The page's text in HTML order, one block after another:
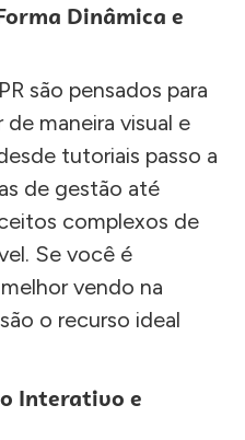
Dinâmica e
são pensados para
maneira visual e
tutoriais passo a
de gestão até
complexos de
Se você é
vendo na
o recurso ideal
Interativo e